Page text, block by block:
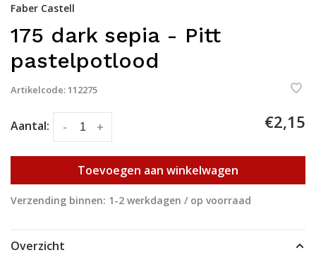
Faber Castell
175 dark sepia - Pitt
pastelpotlood
Artikelcode:112275
Aantal: +
- €2,15
Toevoegen aan winkelwagen
Verzending binnen: 1-2 werkdagen / op voorraad
Overzicht